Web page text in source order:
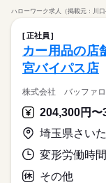
ハローワーク求人（掲載元：川口
正社員
カー用品の店
宮バイパス店
株式会社 バッファ
埼玉県さい
その他